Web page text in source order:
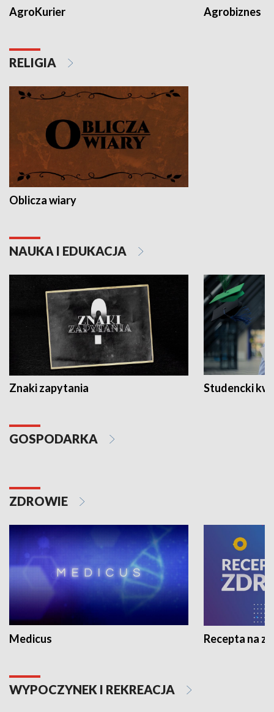
AgroKurier Agrobiznes
RELIGIA
Oblicza wiary
NAUKA I EDUKACJA
Znaki zapytania Studencki
GOSPODARKA
ZDROWIE
Medicus Recepta na
WYPOCZYNEK I REKREACJA